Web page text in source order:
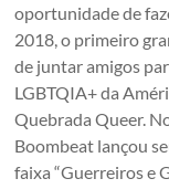
oportunidade de
2018, o primeiro
de juntar amigos
LGBTQIA+ da
Quebrada Queer.
Boombeat lançou
faixa “Guerreiros e